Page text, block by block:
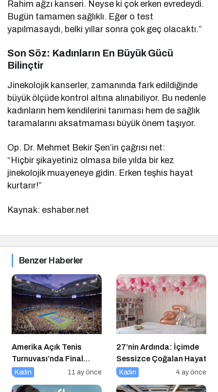
Rahim ağzı kanseri. Neyse ki çok erken evredeydi.
Bugün tamamen sağlıklı. Eğer o test
yapılmasaydı, belki yıllar sonra çok geç olacaktı.”
Son Söz: Kadınların En Büyük Gücü
Bilinçtir
Jinekolojik kanserler, zamanında fark edildiğinde
büyük ölçüde kontrol altına alınabiliyor. Bu nedenle
kadınların hem kendilerini tanıması hem de sağlık
taramalarını aksatmaması büyük önem taşıyor.
Op. Dr. Mehmet Bekir Şen’in çağrısı net:
“Hiçbir şikayetiniz olmasa bile yılda bir kez
jinekolojik muayeneye gidin. Erken teşhis hayat
kurtarır!”
Kaynak: eshaber.net
Benzer Haberler
Amerika Açık Tenis
Turnuvası’nda Final
Heyecanı Eurosport’ta!
Kadın 11 ay önce
27’nin Ardında: İçimde
Sessizce Çoğalan Hayat
Kadın 4 ay önce